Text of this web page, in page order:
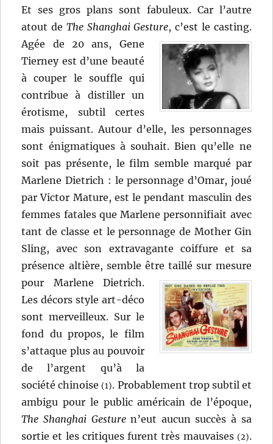
Et ses gros plans sont fabuleux. Car l’autre
atout de The Shanghai Gesture, c’est le casting.
Agée de 20 ans, Gene
Tierney est d’une beauté
à couper le souffle qui
contribue à distiller un
érotisme, subtil certes
mais puissant. Autour d’elle, les personnages
sont énigmatiques à souhait. Bien qu’elle ne
soit pas présente, le film semble marqué par
Marlene Dietrich : le personnage d’Omar, joué
par Victor Mature, est le pendant masculin des
femmes fatales que Marlene personnifiait avec
tant de classe et le personnage de Mother Gin
Sling, avec son extravagante coiffure et sa
présence altière, semble être taillé sur mesure
pour Marlene Dietrich.
Les décors style art-déco
sont merveilleux. Sur le
fond du propos, le film
s’attaque plus au pouvoir
de l’argent qu’à la
société chinoise(1). Probablement trop subtil et
ambigu pour le public américain de l’époque,
The Shanghai Gesturen’eut aucun succès à sa
sortie et les critiques furent très mauvaises (2).